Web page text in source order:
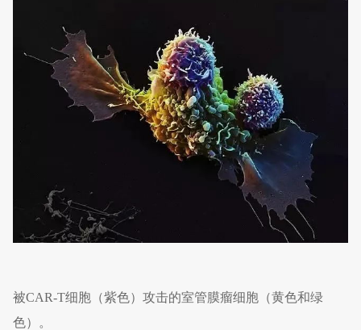
被CAR-T细胞（紫色）攻击的室管膜瘤细胞（黄色和绿
色）。